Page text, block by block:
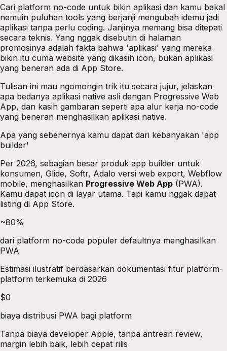
Cari platform no-code untuk bikin aplikasi dan kamu bakal
nemuin puluhan tools yang berjanji mengubah idemu jadi
aplikasi tanpa perlu coding. Janjinya memang bisa ditepati
secara teknis. Yang nggak disebutin di halaman
promosinya adalah fakta bahwa 'aplikasi' yang mereka
bikin itu cuma website yang dikasih icon, bukan aplikasi
yang beneran ada di App Store.
Tulisan ini mau ngomongin trik itu secara jujur, jelaskan
apa bedanya aplikasi native asli dengan Progressive Web
App, dan kasih gambaran seperti apa alur kerja no-code
yang beneran menghasilkan aplikasi native.
Apa yang sebenernya kamu dapat dari kebanyakan 'app
builder'
Per 2026, sebagian besar produk app builder untuk
konsumen, Glide, Softr, Adalo versi web export, Webflow
mobile, menghasilkan Progressive Web App (PWA).
Kamu dapat icon di layar utama. Tapi kamu nggak dapat
listing di App Store.
~80%
dari platform no-code populer defaultnya menghasilkan
PWA
Estimasi ilustratif berdasarkan dokumentasi fitur platform-
platform terkemuka di 2026
$0
biaya distribusi PWA bagi platform
Tanpa biaya developer Apple, tanpa antrean review,
margin lebih baik, lebih cepat rilis